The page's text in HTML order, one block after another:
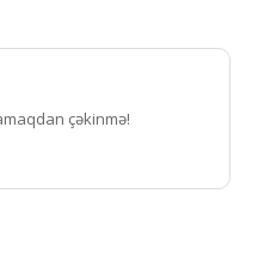
çəkinmə!